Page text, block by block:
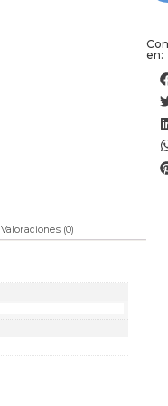
en:
Valoraciones (0)